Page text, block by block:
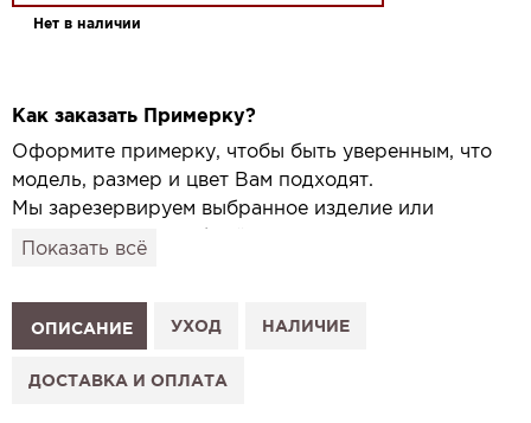
Нет в наличии
Как заказать Примерку?
Оформите примерку, чтобы быть уверенным, что
модель, размер и цвет Вам подходят.
Мы зарезервируем выбранное изделие или
привезём его в удобный для вас салон и
1. Выберите изделие на сайте.
2. Нажмите «Заказать примерку» и выберите салон.
3. Заполните форму и отправьте заявку.
Показать всё
ОПИСАНИЕ УХОД НАЛИЧИЕ
ДОСТАВКА И ОПЛАТА